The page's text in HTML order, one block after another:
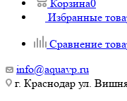
Корзина0
Избранные
Сравнение
info@aquavp.ru
г. Краснодар ул.